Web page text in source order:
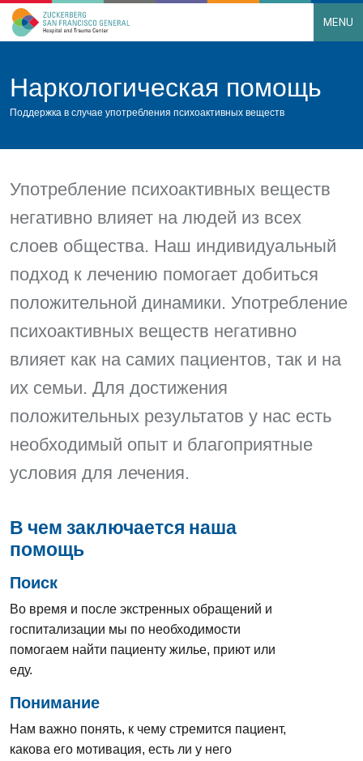
Main Navigation MENU
Наркологическая помощь
Поддержка в случае употребления психоактивных веществ
Употребление психоактивных веществ
негативно влияет на людей из всех
слоев общества. Наш индивидуальный
подход к лечению помогает добиться
положительной динамики. Употребление
психоактивных веществ негативно
влияет как на самих пациентов, так и на
их семьи. Для достижения
положительных результатов у нас есть
необходимый опыт и благоприятные
условия для лечения.
В чем заключается наша
помощь
Поиск
Во время и после экстренных обращений и
госпитализации мы по необходимости
помогаем найти пациенту жилье, приют или
еду.
Понимание
Нам важно понять, к чему стремится пациент,
какова его мотивация, есть ли у него